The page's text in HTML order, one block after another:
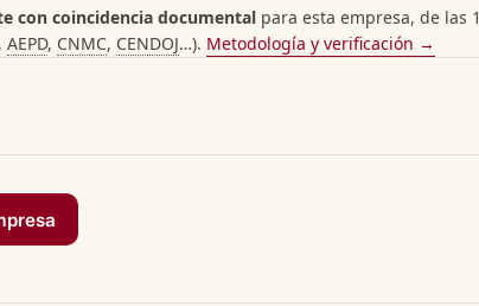
con coincidencia documental para esta empresa, de las
, AEPD, CNMC, CENDOJ…). Metodología y verificación →